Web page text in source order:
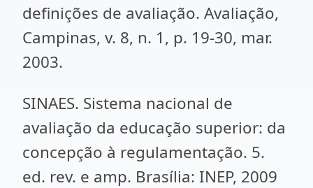
definições de avaliação. Avaliação,
Campinas, v. 8, n. 1, p. 19-30, mar.
2003.
SINAES. Sistema nacional de
avaliação da educação superior: da
concepção à regulamentação. 5.
ed. rev. e amp. Brasília: INEP, 2009